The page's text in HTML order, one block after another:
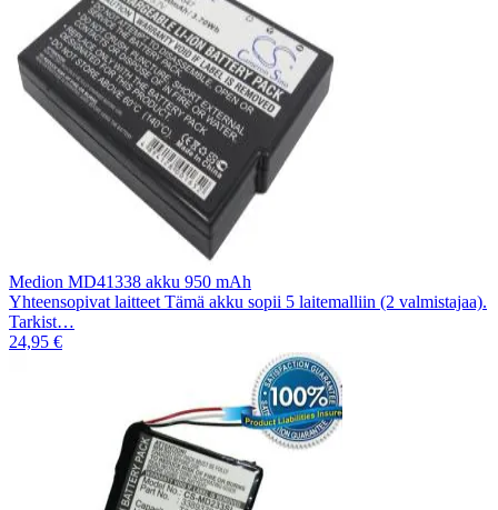
Medion MD41338 akku 950 mAh
Yhteensopivat laitteet Tämä akku sopii 5 laitemalliin (2 valmistajaa).
Tarkist…
24,95 €